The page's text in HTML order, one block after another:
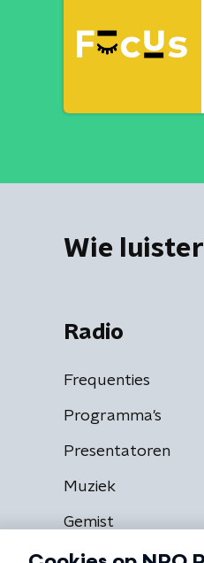
Wie
Radio
Frequenties
Programma's
Presentatoren
Muziek
Gemist